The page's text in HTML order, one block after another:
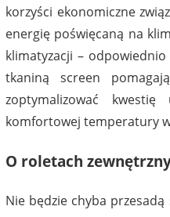
korzyści ekonomiczne
energię poświęcaną na
klimatyzacji –
tkaniną screen
zoptymalizować
komfortowej temperatury
O roletach
Nie będzie chyba